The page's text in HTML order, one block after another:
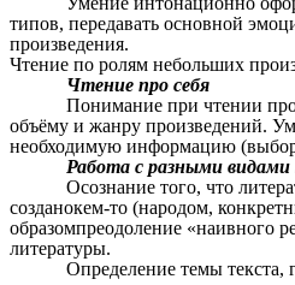
типов, передавать основной
произведения.
Чтение по ролям небольших
Чтение про себя
Понимание при чтении
объёму и жанру произведений.
необходимую информацию
Работа с разными
Осознание того, что
созданокем-то (народом,
образомпреодоление «наивного
литературы.
Определение темы